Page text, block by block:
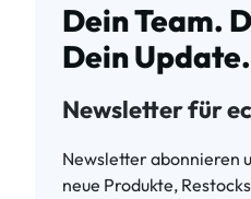
Dein Team.
Dein Update.
Newsletter für
Newsletter abonnieren
neue Produkte,